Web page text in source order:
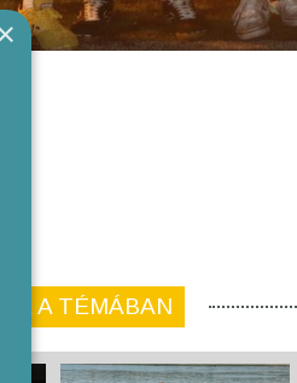
A TÉMÁBAN